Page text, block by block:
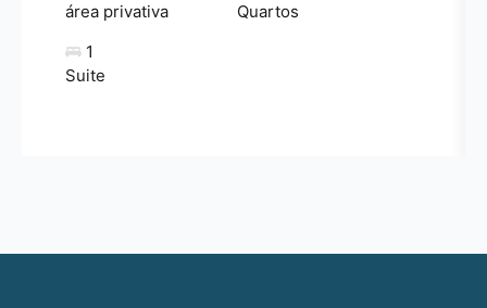
área privativa
Quartos
1
Suite